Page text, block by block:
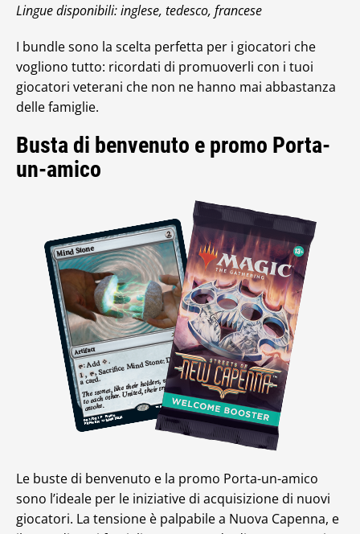
Lingue disponibili: inglese, tedesco, francese
I bundle sono la scelta perfetta per i giocatori che
vogliono tutto: ricordati di promuoverli con i tuoi
giocatori veterani che non ne hanno mai abbastanza
delle famiglie.
Busta di benvenuto e promo Porta-
un-amico
Le buste di benvenuto e la promo Porta-un-amico
sono l’ideale per le iniziative di acquisizione di nuovi
giocatori. La tensione è palpabile a Nuova Capenna, e